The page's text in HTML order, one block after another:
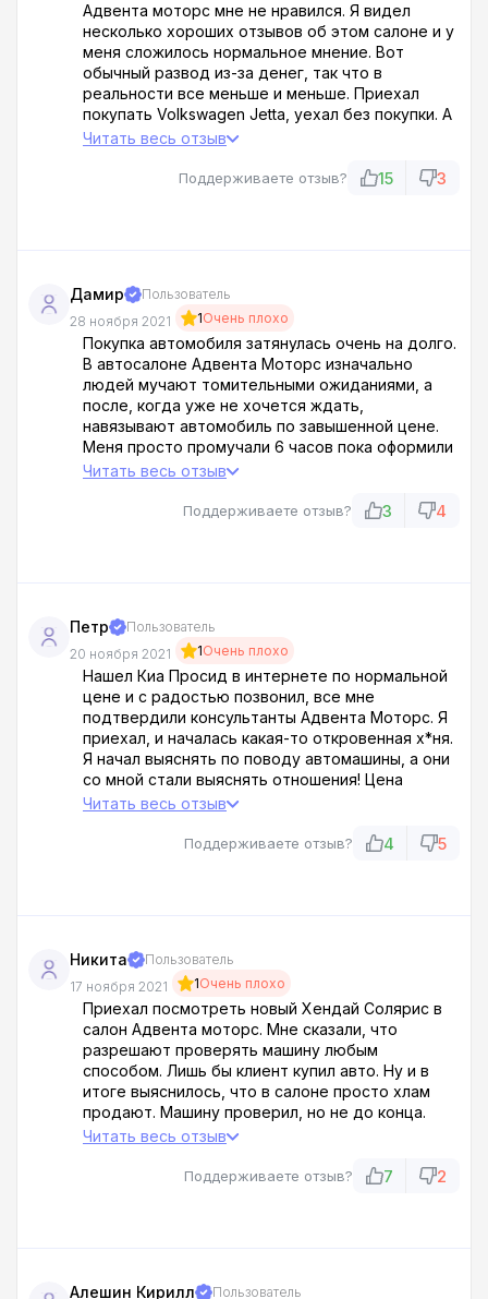
Адвента моторс мне не нравился. Я видел
несколько хороших отзывов об этом салоне и у
меня сложилось нормальное мнение. Вот
обычный развод из-за денег, так что в
реальности все меньше и меньше. Приехал
покупать Volkswagen Jetta, уехал без покупки. А
пока оформлял документы на машину то сделал
обещанных 20%, скинули только 5%.
Читать весь отзыв
Поддерживаете отзыв? 15 3
Дамир
Пользователь
28 ноября 2021
1Очень плохо
Покупка автомобиля затянулась очень на долго.
В автосалоне Адвента Моторс изначально
людей мучают томительными ожиданиями, а
после, когда уже не хочется ждать,
навязывают автомобиль по завышенной цене.
Меня просто промучали 6 часов пока оформили
документы. Проходите мимо этого автосалона
Читать весь отзыв
Поддерживаете отзыв? 3 4
Петр
Пользователь
20 ноября 2021
1Очень плохо
Нашел Киа Просид в интернете по нормальной
цене и с радостью позвонил, все мне
подтвердили консультанты Адвента Моторс. Я
приехал, и началась какая-то откровенная х*ня.
Я начал выяснять по поводу автомашины, а они
со мной стали выяснять отношения! Цена
значительно выросла, а грубость рабочих
посещения этого салона остался только один
Читать весь отзыв
Поддерживаете отзыв? 4 5
Никита
Пользователь
17 ноября 2021
1Очень плохо
Приехал посмотреть новый Хендай Солярис в
салон Адвента моторс. Мне сказали, что
разрешают проверять машину любым
способом. Лишь бы клиент купил авто. Ну и в
итоге выяснилось, что в салоне просто хлам
продают. Машину проверил, но не до конца.
Поскольку мне не разрешили завершить
Что-то значит скрывают, гады.
Читать весь отзыв
Поддерживаете отзыв? 7 2
Алешин Кирилл Пользователь